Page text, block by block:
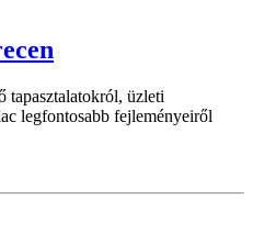
tapasztalatokról, üzleti
legfontosabb fejleményeiről